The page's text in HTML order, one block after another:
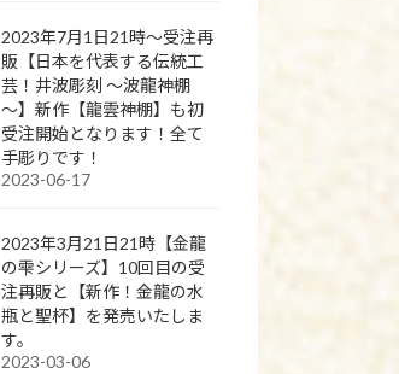
2023年7月1日21時～受注再
販【日本を代表する伝統工
芸！井波彫刻 ～波龍神棚
～】新作【龍雲神棚】も初
受注開始となります！全て
手彫りです！
2023-06-17
2023年3月21日21時【金龍
の雫シリーズ】10回目の受
注再販と【新作！金龍の水
瓶と聖杯】を発売いたしま
す。
2023-03-06